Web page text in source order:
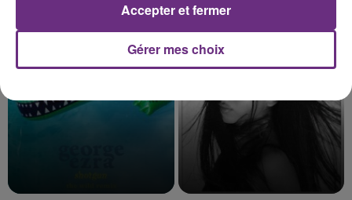
3h45
3h45
Gérer mes choix
Accepter et fermer